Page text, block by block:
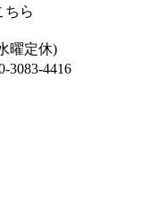
ちら
曜定休)
3083-4416